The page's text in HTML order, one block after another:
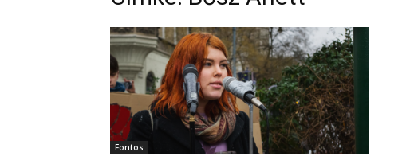
Fontos